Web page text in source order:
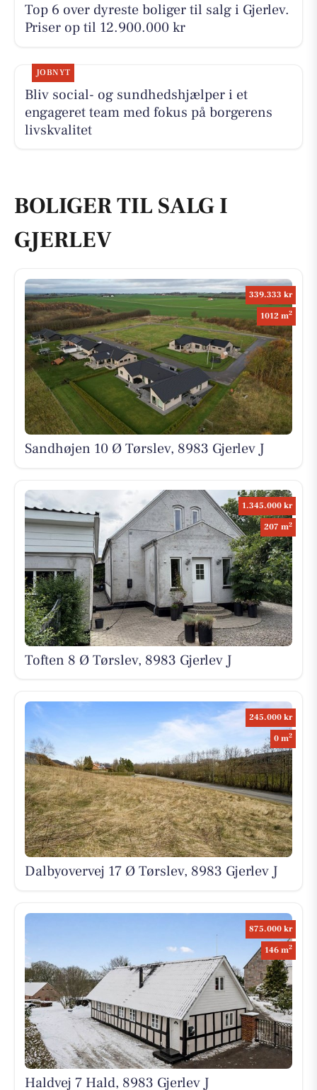
Top 6 over dyreste boliger til salg i Gjerlev.
Priser op til 12.900.000 kr
JOBNYT
Bliv social- og sundhedshjælper i et
engageret team med fokus på borgerens
livskvalitet
BOLIGER TIL SALG I
GJERLEV
339.333 kr
1012 m2
Sandhøjen 10 Ø Tørslev, 8983 Gjerlev J
1.345.000 kr
207 m2
Toften 8 Ø Tørslev, 8983 Gjerlev J
245.000 kr
0 m2
Dalbyovervej 17 Ø Tørslev, 8983 Gjerlev J
875.000 kr
146 m2
Haldvej 7 Hald, 8983 Gjerlev J